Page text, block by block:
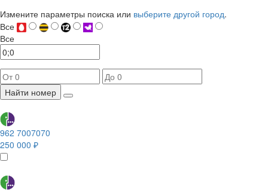
Измените параметры поиска или выберите другой город.
Все
Все
Найти номер
962 7007070
250 000 ₽